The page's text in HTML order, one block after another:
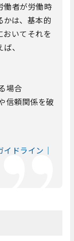
働者が労働時
かは、基本的
おいてそれを
、
場合
信頼関係を破
ドライン｜